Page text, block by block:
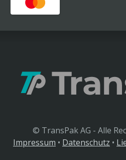
© TransPak AG - Alle
Impressum • Datenschutz •